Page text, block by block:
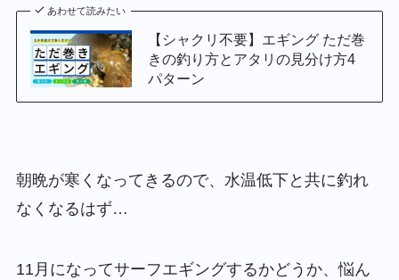
あわせて読みたい
【シャクリ不要】エギング ただ巻
きの釣り方とアタリの見分け方4
パターン
朝晩が寒くなってきるので、水温低下と共に釣れ
なくなるはず…
11月になってサーフエギングするかどうか、悩ん